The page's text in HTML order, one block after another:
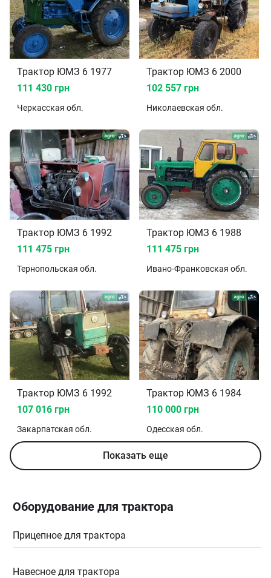
Трактор ЮМЗ 6 1977
111 430 грн
Черкасская обл.
Трактор ЮМЗ 6 2000
102 557 грн
Николаевская обл.
Трактор ЮМЗ 6 1992
111 475 грн
Тернопольская обл.
Трактор ЮМЗ 6 1988
111 475 грн
Ивано-Франковская обл.
Трактор ЮМЗ 6 1992
107 016 грн
Закарпатская обл.
Трактор ЮМЗ 6 1984
110 000 грн
Одесская обл.
Показать еще
Оборудование для трактора
Прицепное для трактора
Навесное для трактора